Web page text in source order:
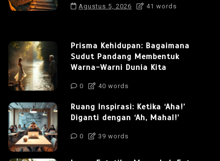
Agustus 5, 2026 41 words
Prisma Kehidupan: Bagaimana
Sudut Pandang Membentuk
Warna-Warni Dunia Kita
0 40 words
Ruang Inspirasi: Ketika ‘Aha!’
Diganti dengan ‘Ah, Mahal!’
0 39 words